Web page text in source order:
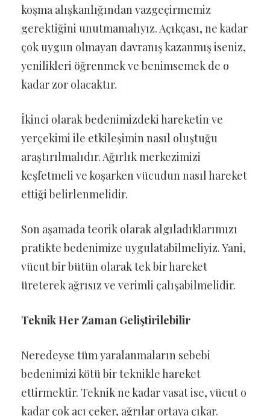
koşma alışkanlığından vazgeçirmemiz
gerektiğini unutmamalıyız. Açıkçası, ne kadar
çok uygun olmayan davranış kazanmış iseniz,
yenilikleri öğrenmek ve benimsemek de o
kadar zor olacaktır.
İkinci olarak bedenimizdeki hareketin ve
yerçekimi ile etkileşimin nasıl oluştuğu
araştırılmalıdır. Ağırlık merkezimizi
keşfetmeli ve koşarken vücudun nasıl hareket
ettiği belirlenmelidir.
Son aşamada teorik olarak algıladıklarımızı
pratikte bedenimize uygulatabilmeliyiz. Yani,
vücut bir bütün olarak tek bir hareket
üreterek ağrısız ve verimli çalışabilmelidir.
Teknik Her Zaman Geliştirilebilir
Neredeyse tüm yaralanmaların sebebi
bedenimizi kötü bir teknikle hareket
ettirmektir. Teknik ne kadar vasat ise, vücut o
kadar çok acı çeker, ağrılar ortaya çıkar.